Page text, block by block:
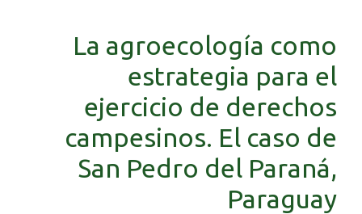
La agroecología como
estrategia para el
ejercicio de derechos
campesinos. El caso de
San Pedro del Paraná,
Paraguay